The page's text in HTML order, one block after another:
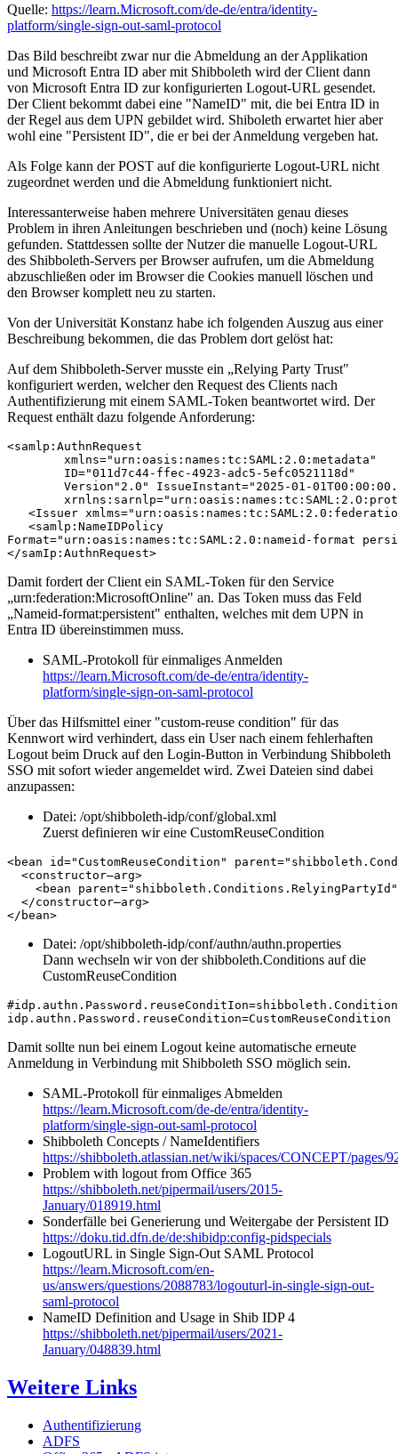
Quelle: https://learn.Microsoft.com/de-de/entra/identity-
platform/single-sign-out-saml-protocol
Das Bild beschreibt zwar nur die Abmeldung an der Applikation
und Microsoft Entra ID aber mit Shibboleth wird der Client dann
von Microsoft Entra ID zur konfigurierten Logout-URL gesendet.
Der Client bekommt dabei eine "NameID" mit, die bei Entra ID in
der Regel aus dem UPN gebildet wird. Shiboleth erwartet hier aber
wohl eine "Persistent ID", die er bei der Anmeldung vergeben hat.
Als Folge kann der POST auf die konfigurierte Logout-URL nicht
zugeordnet werden und die Abmeldung funktioniert nicht.
Interessanterweise haben mehrere Universitäten genau dieses
Problem in ihren Anleitungen beschrieben und (noch) keine Lösung
gefunden. Stattdessen sollte der Nutzer die manuelle Logout-URL
des Shibboleth-Servers per Browser aufrufen, um die Abmeldung
abzuschließen oder im Browser die Cookies manuell löschen und
den Browser komplett neu zu starten.
Von der Universität Konstanz habe ich folgenden Auszug aus einer
Beschreibung bekommen, die das Problem dort gelöst hat:
Auf dem Shibboleth-Server musste ein „Relying Party Trust"
konfiguriert werden, welcher den Request des Clients nach
Authentifizierung mit einem SAML-Token beantwortet wird. Der
Request enthält dazu folgende Anforderung:
<samlp:AuthnRequest
<Issuer
<samlp:NameIDPolicy
Format="urn:oasis:names:tc:SAML:2.0:nameid-format
</samIp:AuthnRequest>
Damit fordert der Client ein SAML-Token für den Service
„urn:federation:MicrosoftOnline" an. Das Token muss das Feld
„Nameid-format:persistent" enthalten, welches mit dem UPN in
Entra ID übereinstimmen muss.
SAML-Protokoll für einmaliges Anmelden
https://learn.Microsoft.com/de-de/entra/identity-
platform/single-sign-on-saml-protocol
Über das Hilfsmittel einer "custom-reuse condition" für das
Kennwort wird verhindert, dass ein User nach einem fehlerhaften
Logout beim Druck auf den Login-Button in Verbindung Shibboleth
SSO mit sofort wieder angemeldet wird. Zwei Dateien sind dabei
anzupassen:
Datei: /opt/shibboleth-idp/conf/global.xml
Zuerst definieren wir eine CustomReuseCondition
<bean id="CustomReuseCondition"
<constructor—arg>
<bean
</constructor—arg>
</bean>
Datei: /opt/shibboleth-idp/conf/authn/authn.properties
Dann wechseln wir von der shibboleth.Conditions auf die
CustomReuseCondition
idp.authn.Password.reuseCondition=CustomReuseCondition
Damit sollte nun bei einem Logout keine automatische erneute
Anmeldung in Verbindung mit Shibboleth SSO möglich sein.
SAML-Protokoll für einmaliges Abmelden
https://learn.Microsoft.com/de-de/entra/identity-
platform/single-sign-out-saml-protocol
Shibboleth Concepts / NameIdentifiers
https://shibboleth.atlassian.net/wiki/spaces/CONCEPT/pages/
Problem with logout from Office 365
https://shibboleth.net/pipermail/users/2015-
January/018919.html
Sonderfälle bei Generierung und Weitergabe der Persistent ID
https://doku.tid.dfn.de/de:shibidp:config-pidspecials
LogoutURL in Single Sign-Out SAML Protocol
https://learn.Microsoft.com/en-
us/answers/questions/2088783/logouturl-in-single-sign-out-
saml-protocol
NameID Definition and Usage in Shib IDP 4
https://shibboleth.net/pipermail/users/2021-
January/048839.html
Weitere Links
Authentifizierung
ADFS